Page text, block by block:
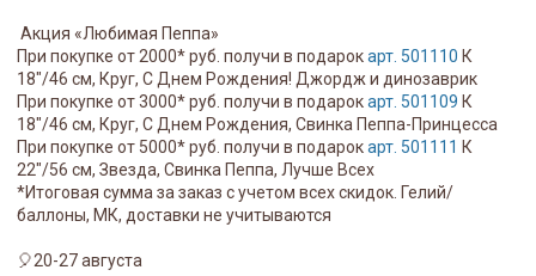
Акция «Любимая Пеппа»
При покупке от 2000* руб. получи в подарокарт. 501110 К
18"/46 см, Круг, С Днем Рождения! Джордж и динозаврик
При покупке от 3000* руб. получи в подарокарт. 501109 К
18"/46 см, Круг, С Днем Рождения, Свинка Пеппа-Принцесса
При покупке от 5000* руб. получи в подарокарт. 501111 К
22"/56 см, Звезда, Свинка Пеппа, Лучше Всех
*Итоговая сумма за заказ с учетом всех скидок. Гелий/
баллоны, МК, доставки не учитываются
🎈20-27 августа